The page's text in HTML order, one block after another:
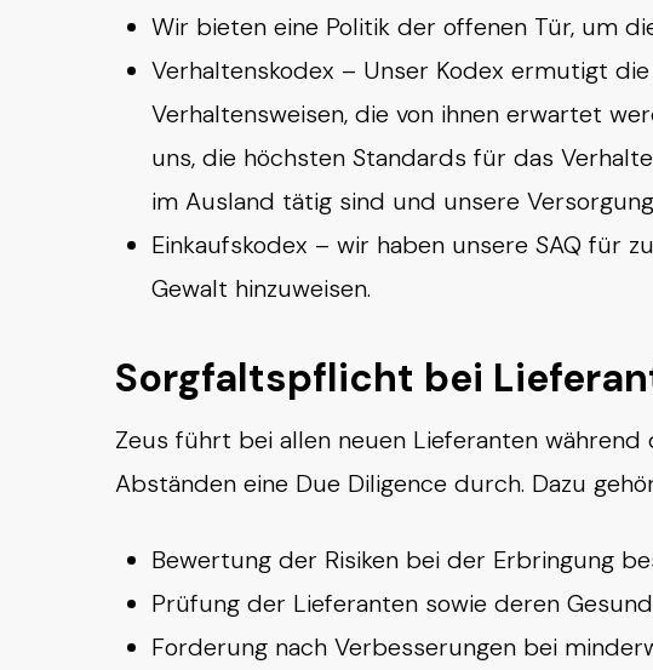
Wir bieten eine Politik der offenen Tür, um
Verhaltenskodex – Unser Kodex ermutigt
Verhaltensweisen, die von ihnen erwartet
uns, die höchsten Standards für das
im Ausland tätig sind und unsere
Einkaufskodex – wir haben unsere SAQ für
Gewalt hinzuweisen.
Sorgfaltspflicht bei
Zeus führt bei allen neuen Lieferanten
Abständen eine Due Diligence durch. Dazu
Bewertung der Risiken bei der Erbringung
Prüfung der Lieferanten sowie deren
Forderung nach Verbesserungen bei